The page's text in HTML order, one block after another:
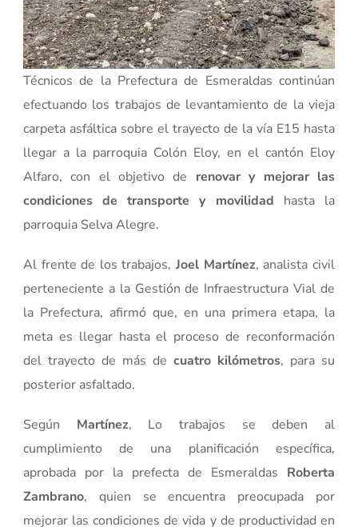
Técnicos de la Prefectura de Esmeraldas continúan
efectuando los trabajos de levantamiento de la vieja
carpeta asfáltica sobre el trayecto de la vía E15 hasta
llegar a la parroquia Colón Eloy, en el cantón Eloy
Alfaro, con el objetivo de renovar y mejorar las
condiciones de transporte y movilidad hasta la
parroquia Selva Alegre.
Al frente de los trabajos,Joel Martínez, analista civil
perteneciente a la Gestión de Infraestructura Vial de
la Prefectura, afirmó que, en una primera etapa, la
meta es llegar hasta el proceso de reconformación
del trayecto de más de cuatro kilómetros, para su
posterior asfaltado.
Según Martínez, Lo trabajos se deben al
cumplimiento de una planificación específica,
aprobada por la prefecta de Esmeraldas Roberta
Zambrano, quien se encuentra preocupada por
mejorar las condiciones de vida y de productividad en